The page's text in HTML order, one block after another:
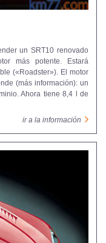
un SRT10 renovado
más potente. Estará
(«Roadster»). El motor
(más información): un
Ahora tiene 8,4 l de
ir a la información